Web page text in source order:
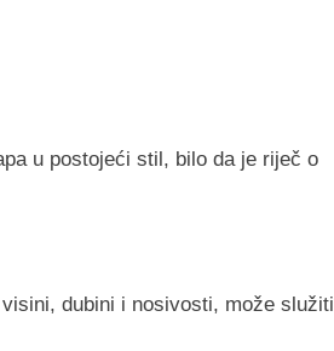
u postojeći stil, bilo da je riječ o
dubini i nosivosti, može služiti